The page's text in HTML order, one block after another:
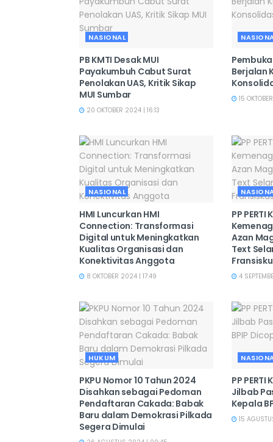
NASIONAL
PB KMTI Desak MUI
Payakumbuh Cabut Surat
Penolakan UAS, Kritik Sikap
MUI Sumbar
20 OKTOBER 2024 | 16:13
Berjalan
15
NASIONAL
HMI Luncurkan HMI
Connection: Transformasi
Digital untuk Meningkatkan
Kualitas Organisasi dan
Konektivitas Anggota
8 OKTOBER 2024 | 17:49
PP
Azan
Text
4
HUKUM
PKPU Nomor 10 Tahun 2024
Disahkan sebagai Pedoman
Pendaftaran Cakada: Babak
Baru dalam Demokrasi Pilkada
Segera Dimulai
PP
Jilbab
Kepala
15